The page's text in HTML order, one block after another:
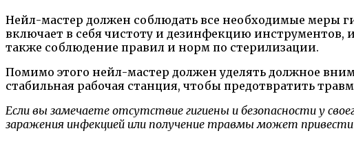
Нейл-мастер должен соблюдать все необходимые
включает в себя чистоту и дезинфекцию инструментов,
также соблюдение правил и норм по стерилизации.
Помимо этого нейл-мастер должен уделять должное
стабильная рабочая станция, чтобы предотвратить
Если вы замечаете отсутствие гигиены и безопасности у
заражения инфекцией или получение травмы может привести